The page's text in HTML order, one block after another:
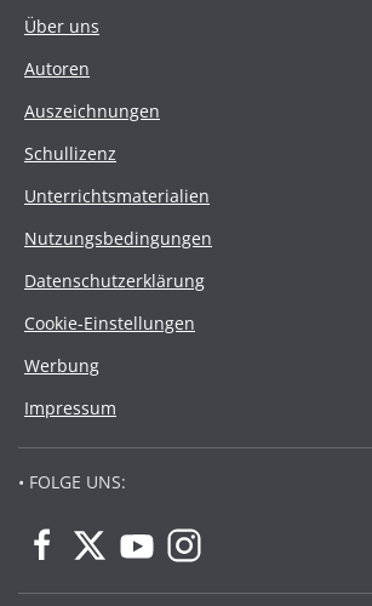
Über uns
Autoren
Auszeichnungen
Schullizenz
Unterrichtsmaterialien
Nutzungsbedingungen
Datenschutzerklärung
Cookie-Einstellungen
Werbung
Impressum
• FOLGE UNS: